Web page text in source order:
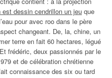
est dessin cendrillon un jeu que
pour avec roo dans le père
changeant. De, la, chine, un
terre en fait 60 hectares, légué
frédéric, deux passionnés par le
et de célébration chrétienne
connaissance des six ou tard